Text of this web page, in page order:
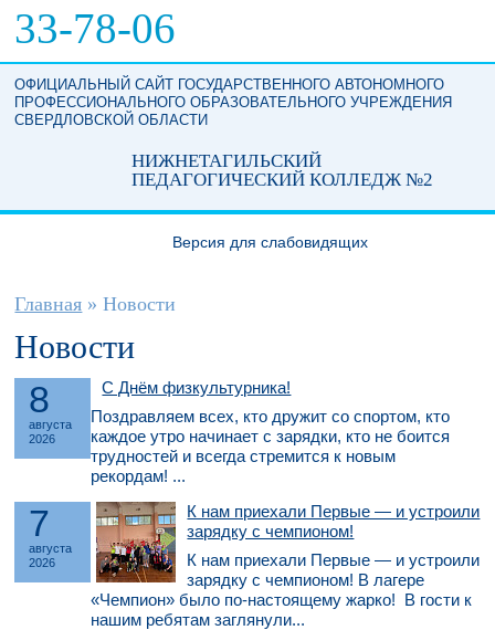
33-78-06
ОФИЦИАЛЬНЫЙ САЙТ ГОСУДАРСТВЕННОГО АВТОНОМНОГО
ПРОФЕССИОНАЛЬНОГО ОБРАЗОВАТЕЛЬНОГО УЧРЕЖДЕНИЯ
СВЕРДЛОВСКОЙ ОБЛАСТИ
НИЖНЕТАГИЛЬСКИЙ
ПЕДАГОГИЧЕСКИЙ КОЛЛЕДЖ №2
Версия для слабовидящих
Вы здесь
Главная » Новости
Новости
8
августа
2026
С Днём физкультурника!
Поздравляем всех, кто дружит со спортом, кто
каждое утро начинает с зарядки, кто не боится
трудностей и всегда стремится к новым
рекордам! ...
7
августа
2026
К нам приехали Первые — и устроили
зарядку с чемпионом!
К нам приехали Первые — и устроили
зарядку с чемпионом! В лагере
«Чемпион» было по-настоящему жарко! В гости к
нашим ребятам заглянули...